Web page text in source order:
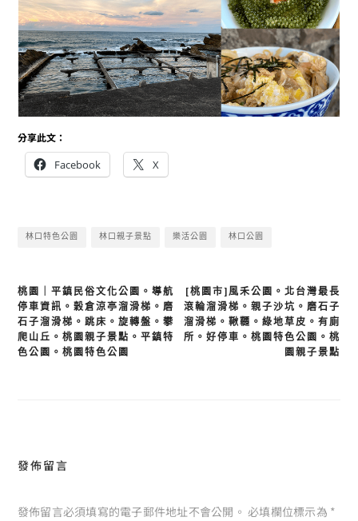
分享此文：
Facebook X
林口特色公園 林口親子景點 樂活公園 林口公園
文
章
導
覽
[桃園市]風禾公園。北台灣最長
滾輪溜滑梯。親子沙坑。磨石子
溜滑梯。鞦韆。綠地草皮。有廁
所。好停車。桃園特色公園。桃
園親子景點
桃園｜平鎮民俗文化公園。導航
停車資訊。穀倉涼亭溜滑梯。磨
石子溜滑梯。跳床。旋轉盤。攀
爬山丘。桃園親子景點。平鎮特
色公園。桃園特色公園
發佈留言
發佈留言必須填寫的電子郵件地址不會公開。 必填欄位標示為 *